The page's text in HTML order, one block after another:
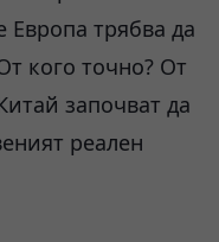
Европа трябва да
кого точно? От
започват да
реален